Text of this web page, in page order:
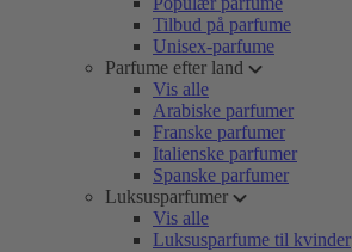
Tilbud på parfume
Unisex-parfume
Parfume efter land
Vis alle
Arabiske parfumer
Franske parfumer
Italienske parfumer
Spanske parfumer
Luksusparfumer
Vis alle
Luksusparfume til kvinder